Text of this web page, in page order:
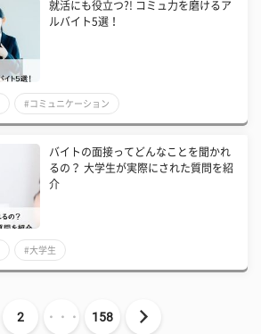
就活にも役立つ?! コミュ力を磨けるア
ルバイト5選！
#コミュニケーション
バイトの面接ってどんなことを聞かれ
るの？ 大学生が実際にされた質問を紹
介
#大学生
2 ・・・ 158